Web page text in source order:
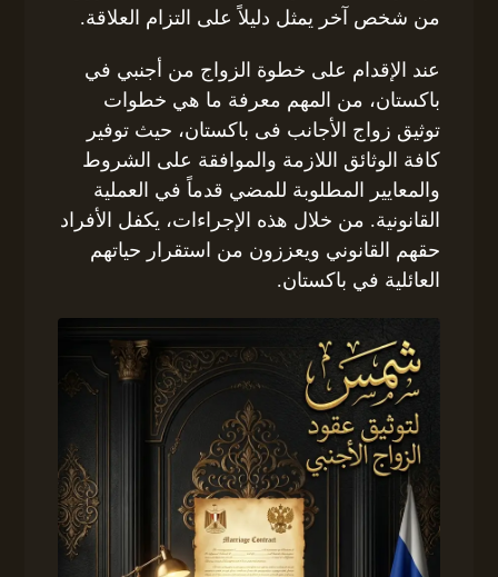
من شخص آخر يمثل دليلاً على التزام العلاقة.
عند الإقدام على خطوة الزواج من أجنبي في
باكستان، من المهم معرفة ما هي خطوات
توثيق زواج الأجانب فى باكستان، حيث توفير
كافة الوثائق اللازمة والموافقة على الشروط
والمعايير المطلوبة للمضي قدماً في العملية
القانونية. من خلال هذه الإجراءات، يكفل الأفراد
حقهم القانوني ويعززون من استقرار حياتهم
العائلية في باكستان.